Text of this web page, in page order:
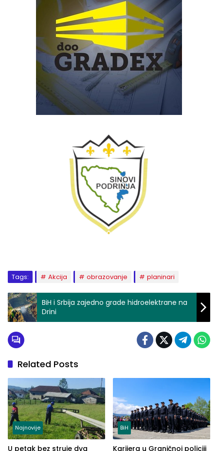
Tags: Akcija obrazovanje planinari
BiH i Srbija zajedno grade hidroelektrane na
Drini
Related Posts
Najnovije
U petak bez struje dva
BiH
Karijera u Graničnoj policiji